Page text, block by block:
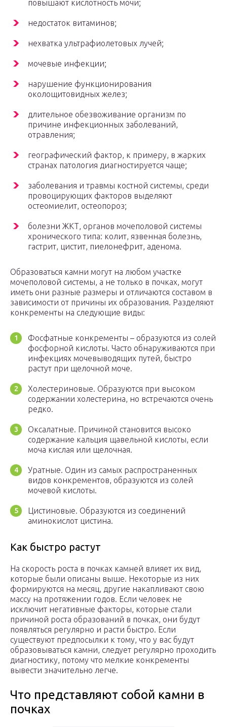
повышают кислотность мочи;
недостаток витаминов;
нехватка ультрафиолетовых лучей;
мочевые инфекции;
нарушение функционирования
околощитовидных желез;
длительное обезвоживание организм по
причине инфекционных заболеваний,
отравления;
географический фактор, к примеру, в жарких
странах патология диагностируется чаще;
заболевания и травмы костной системы, среди
провоцирующих факторов выделяют
остеомиелит, остеопороз;
болезни ЖКТ, органов мочеполовой системы
хронического типа: колит, язвенная болезнь,
гастрит, цистит, пиелонефрит, аденома.
Образоваться камни могут на любом участке
мочеполовой системы, а не только в почках, могут
иметь они разные размеры и отличаются составом в
зависимости от причины их образования. Разделяют
конкременты на следующие виды:
Фосфатные конкременты – образуются из солей
фосфорной кислоты. Часто обнаруживаются при
инфекциях мочевыводящих путей, быстро
растут при щелочной моче.
Холестериновые. Образуются при высоком
содержании холестерина, но встречаются очень
редко.
Оксалатные. Причиной становится высоко
содержание кальция щавельной кислоты, если
моча кислая или щелочная.
Уратные. Один из самых распространенных
видов конкрементов, образуются из солей
мочевой кислоты.
Цистиновые. Образуются из соединений
аминокислот цистина.
Как быстро растут
На скорость роста в почках камней влияет их вид,
которые были описаны выше. Некоторые из них
формируются на месяц, другие накапливают свою
массу на протяжении годов. Если человек не
исключит негативные факторы, которые стали
причиной роста образований в почках, они будут
появляться регулярно и расти быстро. Если
существуют предпосылки к тому, что у вас будут
образовываться камни, следует регулярно проходить
диагностику, потому что мелкие конкременты
вывести значительно легче.
Что представляют собой камни в
почках